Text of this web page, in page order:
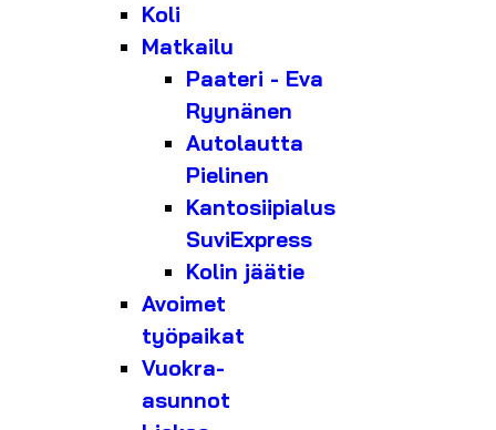
Koli
Matkailu
Paateri - Eva
Ryynänen
Autolautta
Pielinen
Kantosiipialus
SuviExpress
Kolin jäätie
Avoimet
työpaikat
Vuokra-
asunnot